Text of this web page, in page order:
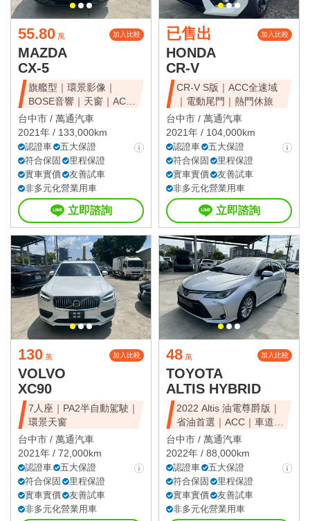
55.80 萬 加入比較
MAZDA
CX-5
旗艦型｜環景影像｜
BOSE音響｜天窗｜ACC
全速域｜質感休旅
台中市 / 萬通汽車
2021年 / 133,000km
認證車
五大保證
符合保固
里程保證
實車實價
友善試車
非多元化營業用車
立即諮詢
已售出 加入比較
HONDA
CR-V
CR-V S版｜ACC全速域
｜電動尾門｜熱門休旅
台中市 / 萬通汽車
2021年 / 104,000km
認證車
五大保證
符合保固
里程保證
實車實價
友善試車
非多元化營業用車
立即諮詢
130 萬 加入比較
VOLVO
XC90
7人座｜PA2半自動駕駛｜
環景天窗
台中市 / 萬通汽車
2021年 / 72,000km
認證車
五大保證
符合保固
里程保證
實車實價
友善試車
非多元化營業用車
48 萬 加入比較
TOYOTA
ALTIS HYBRID
2022 Altis 油電尊爵版｜
省油首選｜ACC｜車道維
持
台中市 / 萬通汽車
2022年 / 88,000km
認證車
五大保證
符合保固
里程保證
實車實價
友善試車
非多元化營業用車